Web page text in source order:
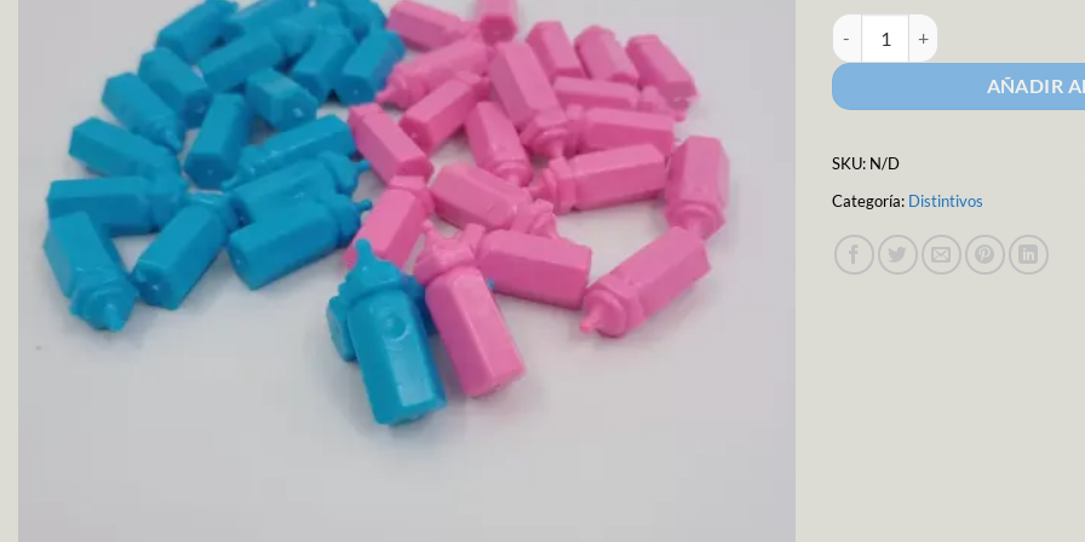
Biberon Mini Decorativo M-511
AÑADIR
SKU: N/D
Categoría: Distintivos